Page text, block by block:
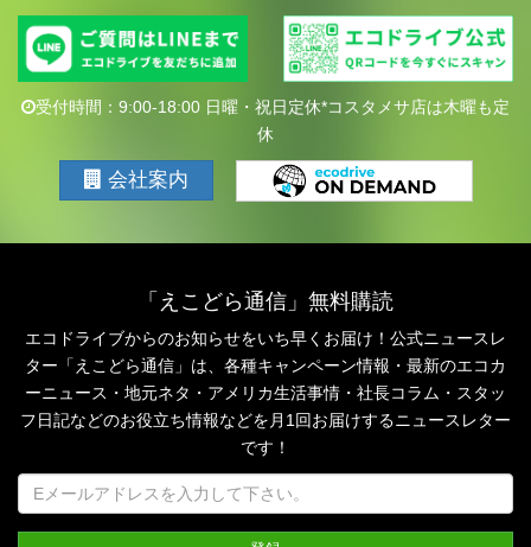
受付時間：9:00-18:00 日曜・祝日定休*コスタメサ店は木曜も定
休
会社案内
「えこどら通信」無料購読
エコドライブからのお知らせをいち早くお届け！公式ニュースレ
ター「えこどら通信」は、 各種キャンペーン情報・最新のエコカ
ーニュース・地元ネタ・アメリカ生活事情・社長コラム・ スタッ
フ日記などのお役立ち情報などを月1回お届けするニュースレター
です！